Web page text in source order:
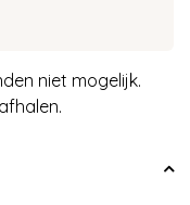
niet mogelijk.